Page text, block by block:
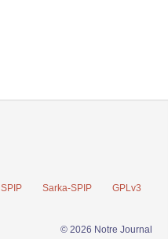
SPIP Sarka-SPIP GPLv3
© 2026 Notre Journal